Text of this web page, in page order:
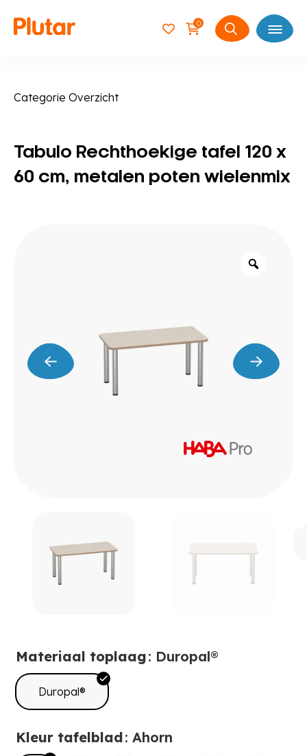
0
Zoeken
Open
Categorie Overzicht
Tabulo Rechthoekige tafel 120 x
60 cm, metalen poten wielenmix
Materiaal toplaag: Duropal®
Duropal®
Kleur tafelblad: Ahorn